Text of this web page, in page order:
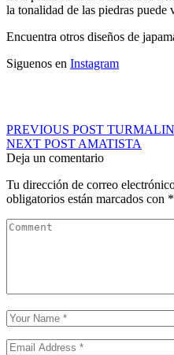
la tonalidad de las piedras puede
Encuentra otros diseños de
Siguenos en Instagram
Navegación
de
entradas
PREVIOUS POST
NEXT POSTAMATISTA
Deja un comentario
Tu dirección de correo
obligatorios están marcados con *